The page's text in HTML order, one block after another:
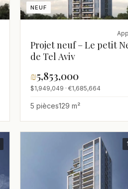
NEUF
Projet neuf – Le petit
de Tel Aviv
₪5,853,000
$1,949,049 · €1,685,664
5 pièces129 m²